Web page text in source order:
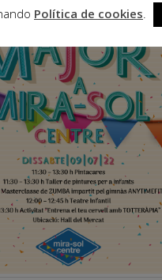
Política de cookies.